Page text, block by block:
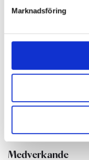
Marknadsföring
Max Bruch
Dmitrij Sjostakovitj
kl 12 vardagen före
Louis De Geer
Läs mer om
Medverkande